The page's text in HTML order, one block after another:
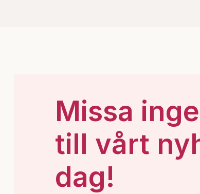
Missa
till vårt
dag!